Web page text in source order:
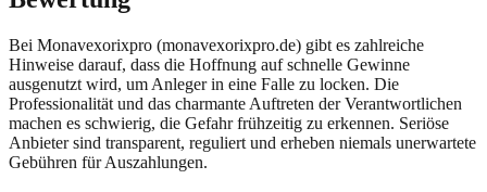
Bei Monavexorixpro (monavexorixpro.de) gibt es zahlreiche
Hinweise darauf, dass die Hoffnung auf schnelle Gewinne
ausgenutzt wird, um Anleger in eine Falle zu locken. Die
Professionalität und das charmante Auftreten der Verantwortlichen
machen es schwierig, die Gefahr frühzeitig zu erkennen. Seriöse
Anbieter sind transparent, reguliert und erheben niemals unerwartete
Gebühren für Auszahlungen.